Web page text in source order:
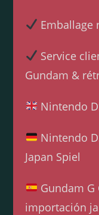
Emballage
Service
Gundam &
Nintendo
Nintendo
Japan Spiel
Gundam
importación